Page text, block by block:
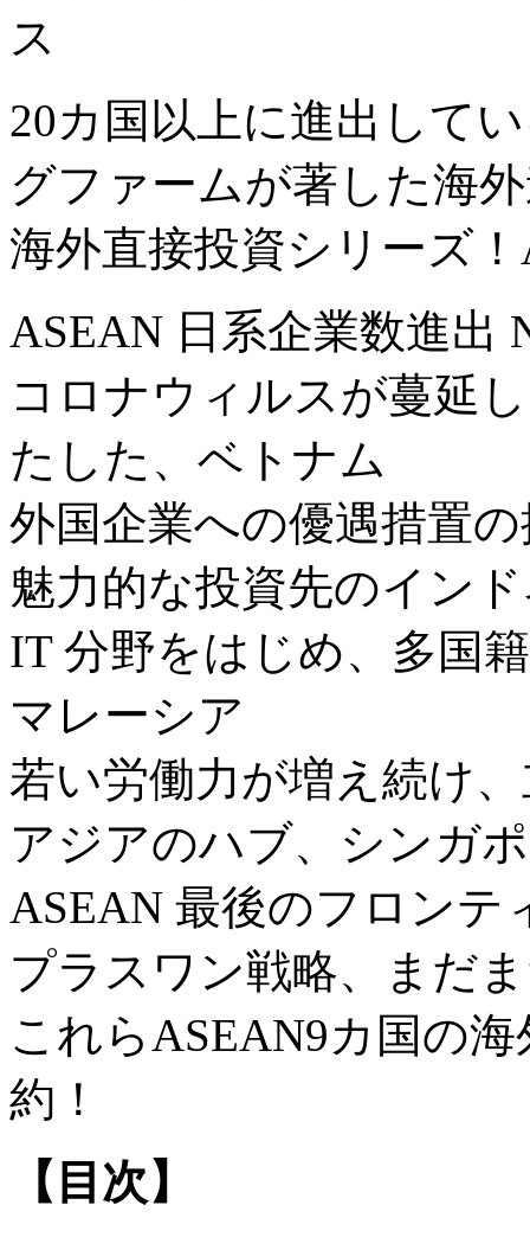
ス
20カ国以上に進出して
グファームが著した海
海外直接投資シリーズ
ASEAN 日系企業数進出
コロナウィルスが蔓延
たした、ベトナム
外国企業への優遇措置
魅力的な投資先のイン
IT 分野をはじめ、多国
マレーシア
若い労働力が増え続け
アジアのハブ、シンガ
ASEAN 最後のフロンテ
プラスワン戦略、まだ
これらASEAN9カ国の
約！
【目次】